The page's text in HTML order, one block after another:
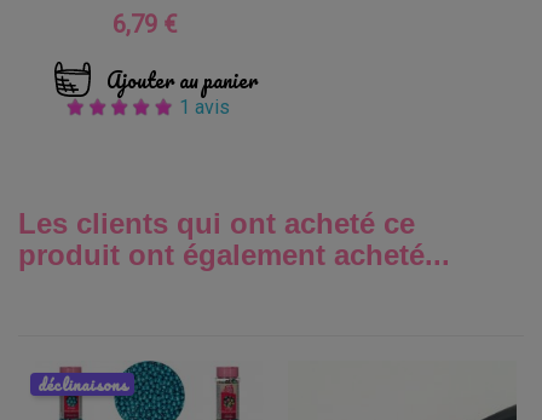
Prix
6,79 €
Ajouter au panier
1 avis
Les clients qui ont acheté ce
produit ont également acheté...
déclinaisons